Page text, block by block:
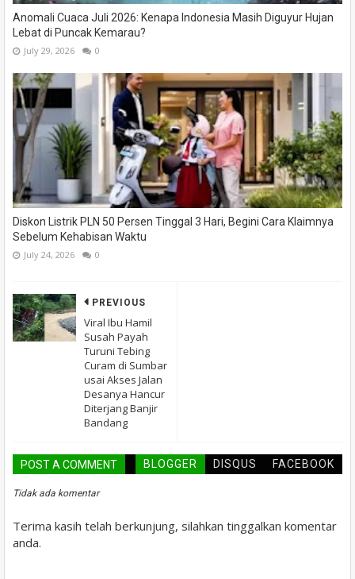
Anomali Cuaca Juli 2026: Kenapa Indonesia Masih Diguyur Hujan
Lebat di Puncak Kemarau?
July 29, 2026 0
Diskon Listrik PLN 50 Persen Tinggal 3 Hari, Begini Cara Klaimnya
Sebelum Kehabisan Waktu
July 24, 2026 0
PREVIOUS
Viral Ibu Hamil
Susah Payah
Turuni Tebing
Curam di Sumbar
usai Akses Jalan
Desanya Hancur
Diterjang Banjir
Bandang
POST A COMMENT BLOGGER DISQUS FACEBOOK
Tidak ada komentar
Terima kasih telah berkunjung, silahkan tinggalkan komentar
anda.